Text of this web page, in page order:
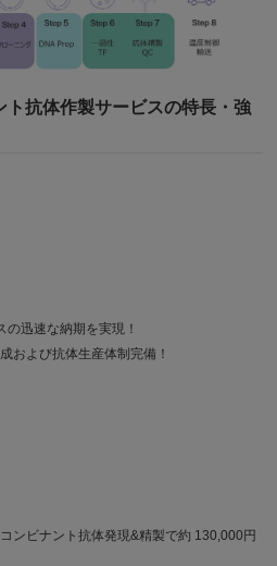
抗体作製サービスの特長・強
迅速な納期を実現！
および抗体生産体制完備！
ンビナント抗体発現&精製で約 130,000円